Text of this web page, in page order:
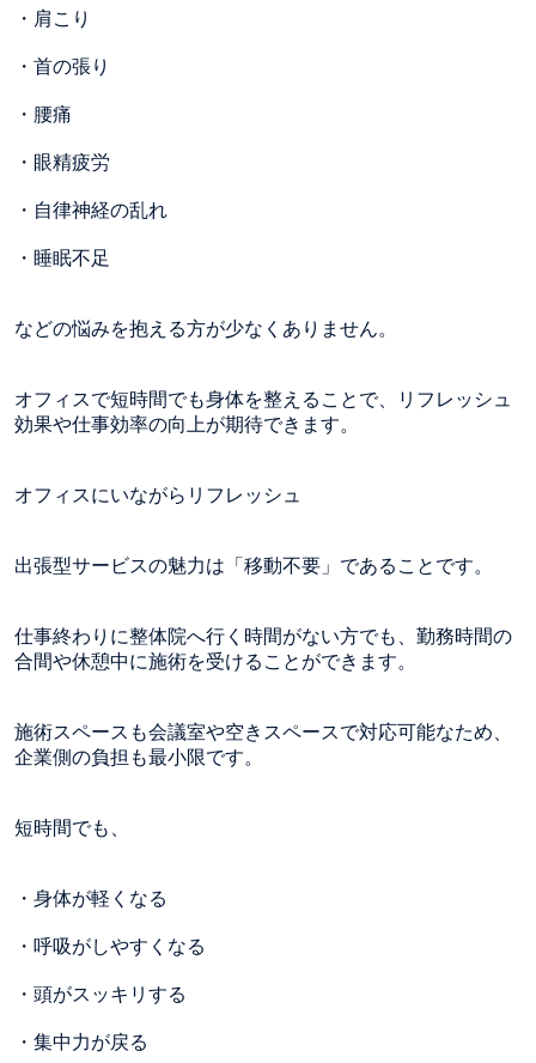
・肩こり
・首の張り
・腰痛
・眼精疲労
・自律神経の乱れ
・睡眠不足
などの悩みを抱える方が少なくありません。
オフィスで短時間でも身体を整えることで、リフレッシュ
効果や仕事効率の向上が期待できます。
オフィスにいながらリフレッシュ
出張型サービスの魅力は「移動不要」であることです。
仕事終わりに整体院へ行く時間がない方でも、勤務時間の
合間や休憩中に施術を受けることができます。
施術スペースも会議室や空きスペースで対応可能なため、
企業側の負担も最小限です。
短時間でも、
・身体が軽くなる
・呼吸がしやすくなる
・頭がスッキリする
・集中力が戻る